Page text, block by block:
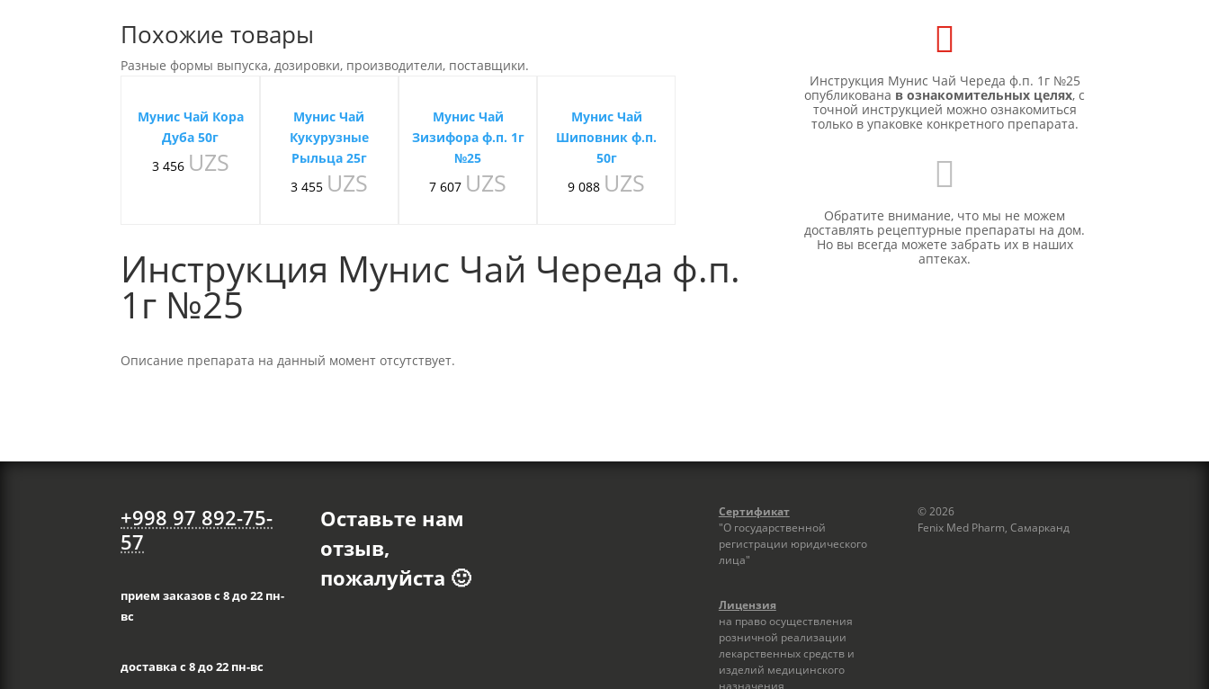
Похожие товары
Разные формы выпуска, дозировки, производители, поставщики.
Мунис Чай Кора
Дуба 50г
3 456 UZS
Мунис Чай
Кукурузные
Рыльца 25г
3 455 UZS
Мунис Чай
Зизифора ф.п. 1г
№25
7 607 UZS
Мунис Чай
Шиповник ф.п.
50г
9 088 UZS
Инструкция Мунис Чай Череда ф.п.
1г №25
Описание препарата на данный момент отсутствует.

Инструкция Мунис Чай Череда ф.п. 1г №25
опубликована в ознакомительных целях, с
точной инструкцией можно ознакомиться
только в упаковке конкретного препарата.

Обратите внимание, что мы не можем
доставлять рецептурные препараты на дом.
Но вы всегда можете забрать их в наших
аптеках.
+998 97 892-75-
57
прием заказов с 8 до 22 пн-
вс
доставка с 8 до 22 пн-вс
Оставьте нам
отзыв,
пожалуйста 🙂
Сертификат
"О государственной
регистрации юридического
лица"
Лицензия
на право осуществления
розничной реализации
лекарственных средств и
изделий медицинского
назначения
© 2026
Fenix Med Pharm, Самарканд